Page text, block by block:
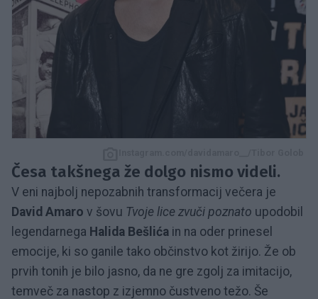
Česa takšnega že dolgo nismo videli.
V eni najbolj nepozabnih transformacij večera je
David Amaro v šovu Tvoje lice zvuči poznato upodobil
legendarnega Halida Bešlića in na oder prinesel
emocije, ki so ganile tako občinstvo kot žirijo. Že ob
prvih tonih je bilo jasno, da ne gre zgolj za imitacijo,
temveč za nastop z izjemno čustveno težo. Še